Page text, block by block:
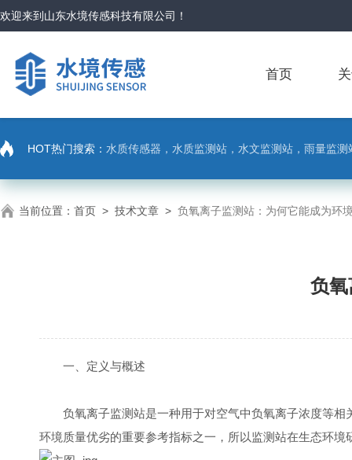
欢迎来到 山东水境传感科技有限公司 ！
首页
HOT热门搜索： 水质传感器，水质监测站，水文监测站，雨量监
当前位置： 首页 > 技术文章 > 负氧离子监测站：为何它能成为环
负
一、定义与概述
负氧离子监测站是一种用于对空气中负氧离子浓度等相
环境质量优劣的重要参考指标之一，所以监测站在生态环